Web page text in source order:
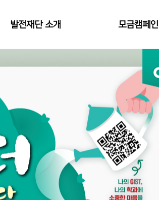
발전재단 소개
설립목적 및 연혁
사업내용 및 담당자
공지 및 뉴스
지스트 발전재단 정관
모금캠페인
후원의 집
기부 캠페인 제안